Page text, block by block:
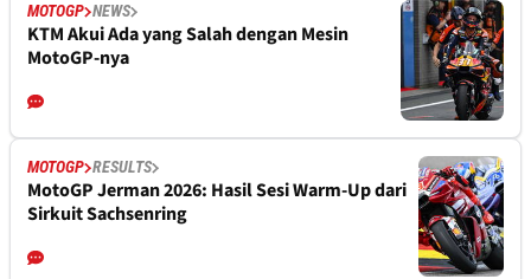
MOTOGP NEWS
KTM Akui Ada yang Salah dengan Mesin
MotoGP-nya
MOTOGP RESULTS
MotoGP Jerman 2026: Hasil Sesi Warm-Up dari
Sirkuit Sachsenring